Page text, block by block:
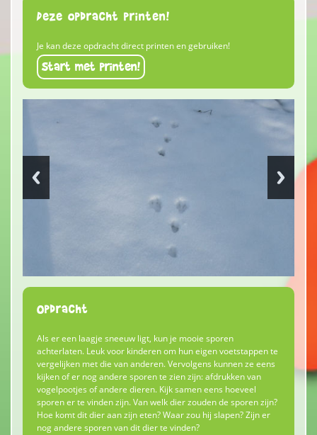
Deze opdracht printen!
Je kan deze opdracht direct printen en gebruiken!
Start met printen!
Opdracht
Als er een laagje sneeuw ligt, kun je mooie sporen
achterlaten. Leuk voor kinderen om hun eigen voetstappen te
vergelijken met die van anderen. Vervolgens kunnen ze eens
kijken of er nog andere sporen te zien zijn: afdrukken van
vogelpootjes of andere dieren. Kijk samen eens hoeveel
sporen er te vinden zijn. Van welk dier zouden de sporen zijn?
Hoe komt dit dier aan zijn eten? Waar zou hij slapen? Zijn er
nog andere sporen van dit dier te vinden?